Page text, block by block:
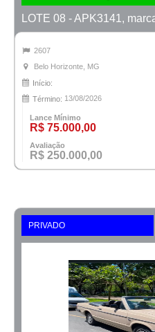
2607
Belo Horizonte, MG
Início:
Término: 13/08/2026
Lance Mínimo
R$ 75.000,00
Avaliação
R$ 250.000,00
PRIVADO